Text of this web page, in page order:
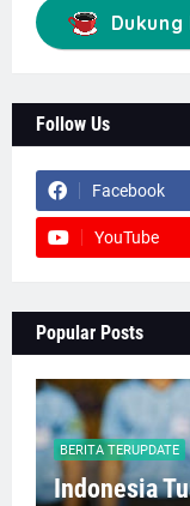
Dukung
Follow Us
Facebook
YouTube
Popular Posts
BERITA TERUPDATE
Indonesia